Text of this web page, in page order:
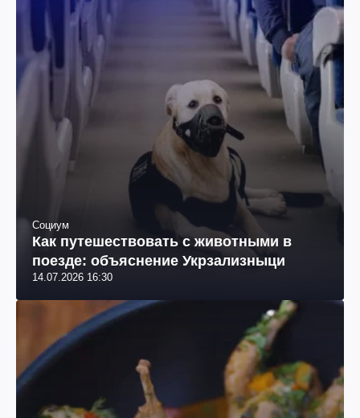
Социум
Как путешествовать с животными в
поезде: объяснение Укрзализныци
14.07.2026 16:30